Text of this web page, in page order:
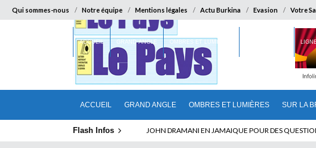
Qui sommes-nous Notre équipe Mentions légales Actu Burkina Evasion Votre
ACCUEIL GRAND ANGLE OMBRES ET LUMIÈRES SUR LA
ACCUEIL GRAND ANGLE OMBRES ET LUMIÈRES
Flash Infos JOHN DRAMANI EN JAMAIQUE POUR DES